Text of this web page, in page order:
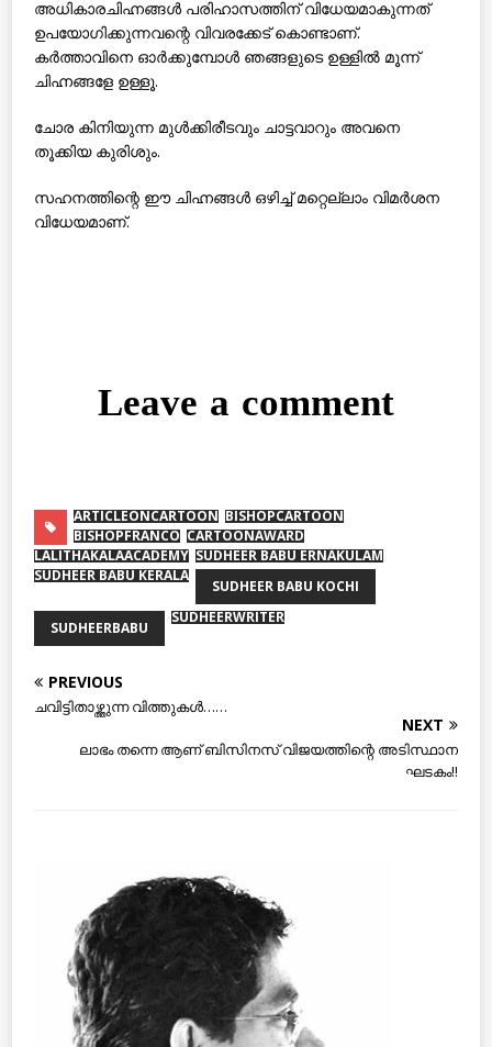
അധികാരചിഹ്നങ്ങള്‍ പരിഹാസത്തിന് വിധേയമാകുന്നത്
ഉപയോഗിക്കുന്നവന്റെ വിവരക്കേട് കൊണ്ടാണ്.
കര്‍ത്താവിനെ ഓര്‍ക്കുമ്പോള്‍ ഞങ്ങളുടെ ഉള്ളില്‍ മൂന്ന്
ചിഹ്നങ്ങളേ ഉള്ളൂ.
ചോര കിനിയുന്ന മുള്‍ക്കിരീടവും ചാട്ടവാറും അവനെ
തൂക്കിയ കുരിശും.
സഹനത്തിന്റെ ഈ ചിഹ്നങ്ങള്‍ ഒഴിച്ച് മറ്റെല്ലാം വിമര്‍ശന
വിധേയമാണ്.
Leave a comment
ARTICLEONCARTOON BISHOPCARTOON
BISHOPFRANCO CARTOONAWARD
LALITHAKALAACADEMY SUDHEER BABU ERNAKULAM
SUDHEER BABU KERALA
SUDHEER BABU KOCHI
SUDHEERBABU
SUDHEERWRITER
PREVIOUS
ചവിട്ടിതാഴ്ത്തുന്ന വിത്തുകള്‍……
NEXT
ലാഭം തന്നെ ആണ് ബിസിനസ് വിജയത്തിന്റെ അടിസ്ഥാന
ഘടകം!!